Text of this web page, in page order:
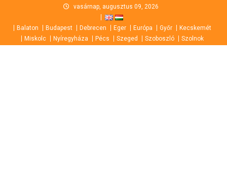
content
vasárnap, augusztus 09, 2026
Balaton Budapest Debrecen Eger Európa Győr
Kecskemét
Miskolc
Nyíregyháza Pécs Szeged Szoboszló Szolnok